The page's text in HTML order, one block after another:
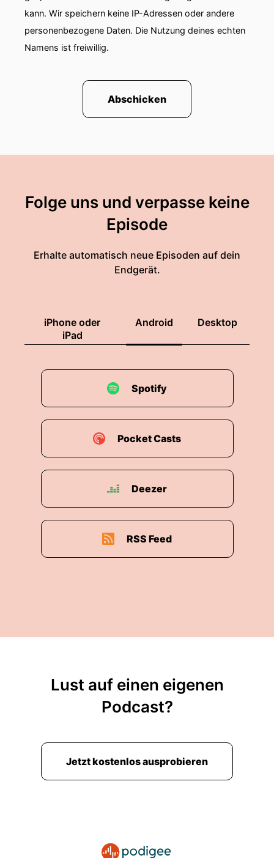
kann. Wir speichern keine IP-Adressen oder andere
personenbezogene Daten. Die Nutzung deines echten
Namens ist freiwillig.
Abschicken
Folge uns und verpasse keine
Episode
Erhalte automatisch neue Episoden auf dein
Endgerät.
iPhone oder
iPad
Android Desktop
Spotify
Pocket Casts
Deezer
RSS Feed
Lust auf einen eigenen
Podcast?
Jetzt kostenlos ausprobieren